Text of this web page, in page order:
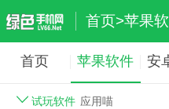
首页>苹果
首页 苹果软件 安
试玩软件 应用喵